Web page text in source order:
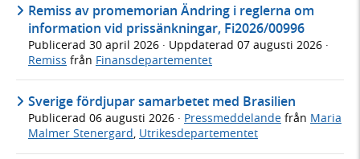
Remiss av promemorian Ändring i reglerna om
information vid prissänkningar, Fi2026/00996
Publicerad 30 april 2026 · Uppdaterad 07 augusti 2026 ·
Remiss från Finansdepartementet
Sverige fördjupar samarbetet med Brasilien
Publicerad 06 augusti 2026 · Pressmeddelande från Maria
Malmer Stenergard, Utrikesdepartementet